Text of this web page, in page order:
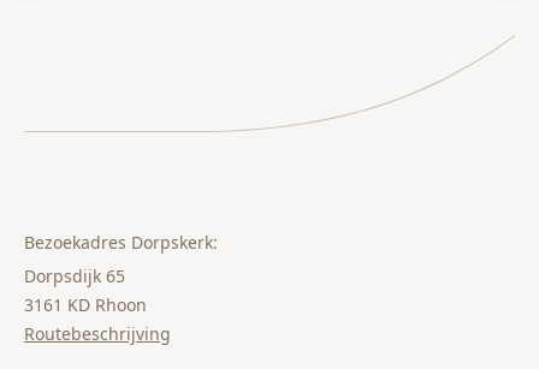
Bezoekadres Dorpskerk:
Dorpsdijk 65
3161 KD Rhoon
Routebeschrijving